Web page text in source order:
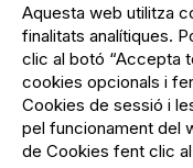
del
compte
d'usuari
Menú
usuari
no
loggat
Registre
Menú
Peu
Sobre el
Preguntes
Contacte
Aquesta web utilitza
finalitats analítiques.
clic al botó “Accepta
cookies opcionals i
Cookies de sessió i
pel funcionament del
de Cookies fent clic